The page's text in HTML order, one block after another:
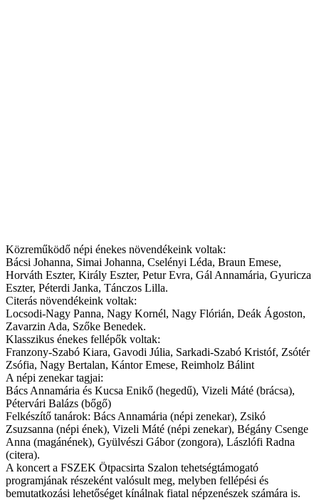
Közreműködő népi énekes növendékeink voltak:
Bácsi Johanna, Simai Johanna, Cselényi Léda, Braun Emese,
Horváth Eszter, Király Eszter, Petur Evra, Gál Annamária, Gyuricza
Eszter, Péterdi Janka, Tánczos Lilla.
Citerás növendékeink voltak:
Locsodi-Nagy Panna, Nagy Kornél, Nagy Flórián, Deák Ágoston,
Zavarzin Ada, Szőke Benedek.
Klasszikus énekes fellépők voltak:
Franzony-Szabó Kiara, Gavodi Júlia, Sarkadi-Szabó Kristóf, Zsótér
Zsófia, Nagy Bertalan, Kántor Emese, Reimholz Bálint
A népi zenekar tagjai:
Bács Annamária és Kucsa Enikő (hegedű), Vizeli Máté (brácsa),
Pétervári Balázs (bőgő)
Felkészítő tanárok: Bács Annamária (népi zenekar), Zsikó
Zsuzsanna (népi ének), Vizeli Máté (népi zenekar), Bégány Csenge
Anna (magánének), Gyülvészi Gábor (zongora), Lászlófi Radna
(citera).
A koncert a FSZEK Ötpacsirta Szalon tehetségtámogató
programjának részeként valósult meg, melyben fellépési és
bemutatkozási lehetőséget kínálnak fiatal népzenészek számára is.